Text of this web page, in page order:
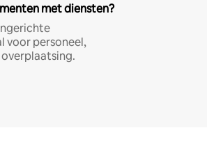
met diensten?
voor personeel,